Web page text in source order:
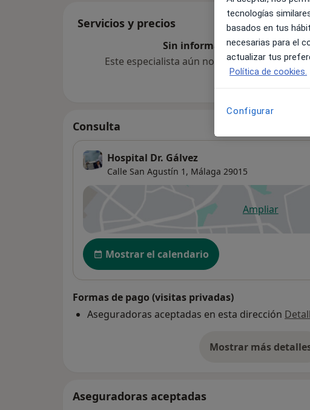
Servicios y precios
Sin información sobre
Este especialista aún no ha añadido
Consulta
Hospital Dr. Gálvez
Calle San Agustín 1, Málaga 29015
Ampliarse abre en
Disponibilidad
Mostrar el calendario
Formas de pago (visitas privadas)
Aseguradoras aceptadas en esta dirección
Mostrar mássobre la
Aseguradoras aceptadas
tecnologías
basados en tus
necesarias para el
actualizar tus
Política de cookies.
Configurar